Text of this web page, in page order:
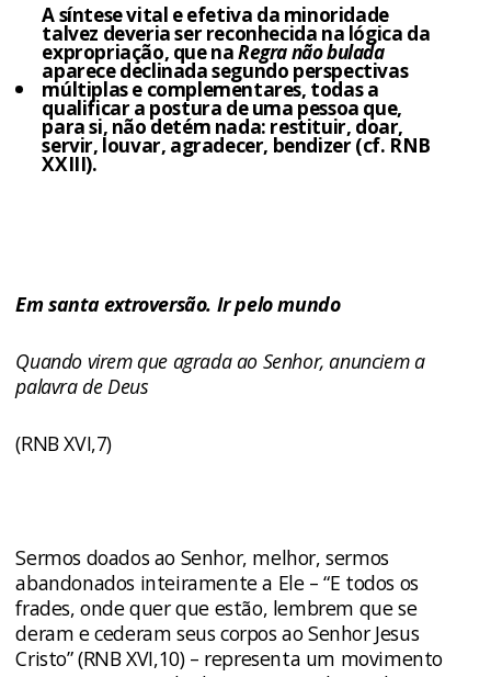
A síntese vital e efetiva da minoridade
talvez deveria ser reconhecida na lógica da
expropriação, que naRegra não bulada
aparece declinada segundo perspectivas
múltiplas e complementares, todas a
qualificar a postura de uma pessoa que,
para si, não detém nada: restituir, doar,
servir, louvar, agradecer, bendizer (cf. RNB
XXIII).
Em santa extroversão. Ir pelo mundo
Quando virem que agrada ao Senhor, anunciem a
palavra de Deus
(RNB XVI,7)
Sermos doados ao Senhor, melhor, sermos
abandonados inteiramente a Ele – “E todos os
frades, onde quer que estão, lembrem que se
deram e cederam seus corpos ao Senhor Jesus
Cristo” (RNB XVI,10) – representa um movimento